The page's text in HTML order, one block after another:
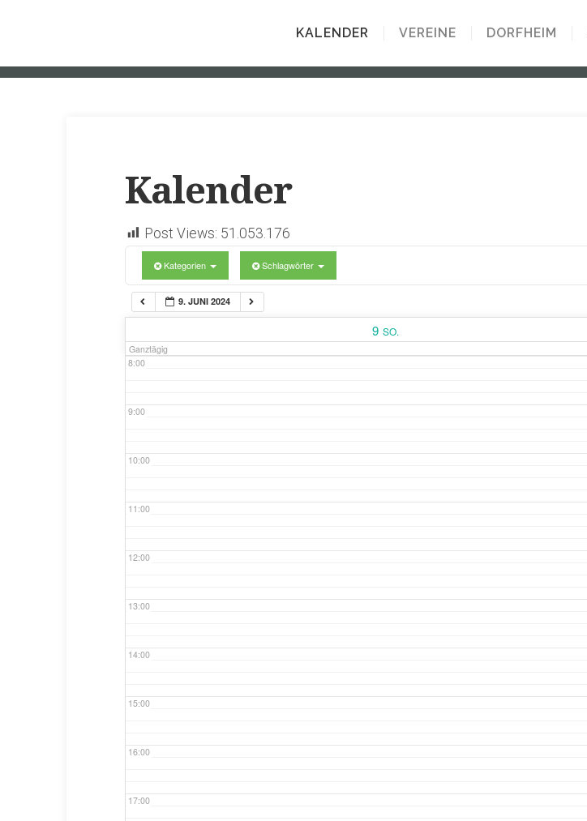
KALENDER VEREINE DORFHEIM
Kalender
Post Views: 51.053.176
Kategorien Schlagwörter
9. JUNI 2024
9 SO.
Ganztägig
7:00
8:00
9:00
10:00
11:00
12:00
13:00
14:00
15:00
16:00
17:00